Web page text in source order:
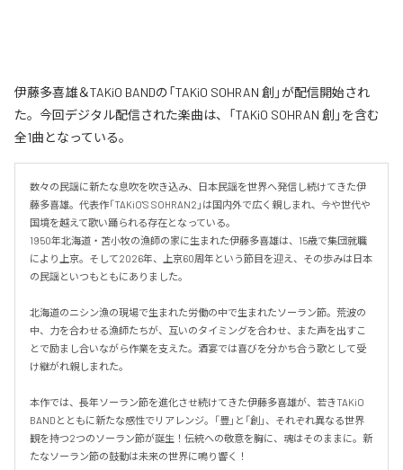
伊藤多喜雄＆TAKiO BANDの「TAKiO SOHRAN 創」が配信開始され
た。今回デジタル配信された楽曲は、「TAKiO SOHRAN 創」を含む
全1曲となっている。
数々の民謡に新たな息吹を吹き込み、日本民謡を世界へ発信し続けてきた伊
藤多喜雄。代表作「TAKiO'S SOHRAN2」は国内外で広く親しまれ、今や世代や
国境を越えて歌い踊られる存在となっている。
1950年北海道・苫小牧の漁師の家に生まれた伊藤多喜雄は、15歳で集団就職
により上京。そして2026年、上京60周年という節目を迎え、その歩みは日本
の民謡といつもともにありました。
北海道のニシン漁の現場で生まれた労働の中で生まれたソーラン節。荒波の
中、力を合わせる漁師たちが、互いのタイミングを合わせ、また声を出すこ
とで励まし合いながら作業を支えた。酒宴では喜びを分かち合う歌として受
け継がれ親しまれた。
本作では、長年ソーラン節を進化させ続けてきた伊藤多喜雄が、若きTAKiO
BANDとともに新たな感性でリアレンジ。「豊」と「創」、それぞれ異なる世界
観を持つ2つのソーラン節が誕生！伝統への敬意を胸に、魂はそのままに。新
たなソーラン節の鼓動は未来の世界に鳴り響く！